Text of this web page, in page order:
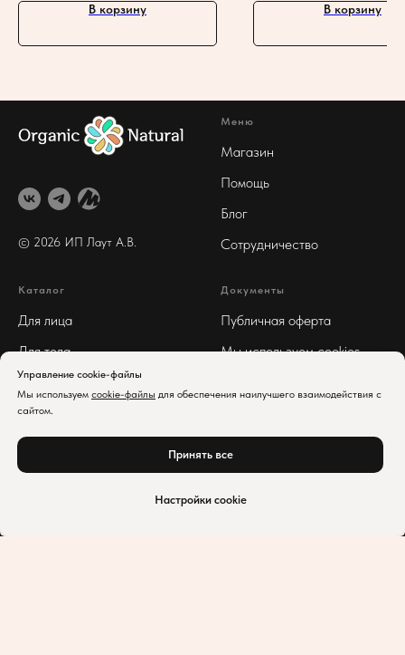
Нет в наличии
В корзину В корзину
© 2026 ИП Лаут А.В.
Меню
Магазин
Помощь
Блог
Сотрудничество
Каталог
Для лица
Для тела
Для волос
Арома
Документы
Публичная оферта
Мы используем cookies
конфиденциальности
Управление cookie-файлы
Мы используем cookie-файлы для обеспечения наилучшего взаимодействия с
сайтом.
Принять все
Настройки cookie